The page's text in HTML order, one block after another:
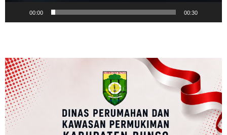
00:00 00:30